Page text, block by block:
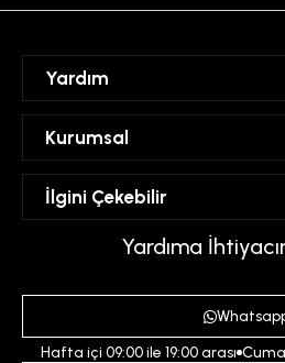
Yardım
Hesabım
Favorilerim
Kurumsal
Mesafeli Satış Sözleşmesi
Üyelik Sözleşmesi
Gizlilik ve Güvenlik Politikası
Ödeme ve Teslimat Koşulları
İptal ve İade Koşulları
İlgini Çekebilir
İndirim
Yardıma
Hafta içi 09:00 ile 19:00 arası